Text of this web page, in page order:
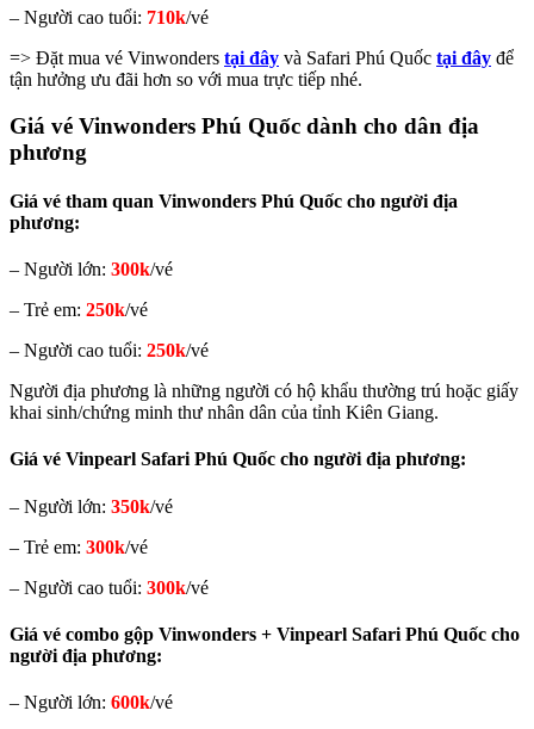
– Người cao tuổi: 710k/vé
=> Đặt mua vé Vinwonders tại đây và Safari Phú Quốc tại đây để
tận hưởng ưu đãi hơn so với mua trực tiếp nhé.
Giá vé Vinwonders Phú Quốc dành cho dân địa
phương
Giá vé tham quan Vinwonders Phú Quốc cho người địa
phương:
– Người lớn: 300k/vé
– Trẻ em: 250k/vé
– Người cao tuổi: 250k/vé
Người địa phương là những người có hộ khẩu thường trú hoặc giấy
khai sinh/chứng minh thư nhân dân của tỉnh Kiên Giang.
Giá vé Vinpearl Safari Phú Quốc cho người địa phương:
– Người lớn: 350k/vé
– Trẻ em: 300k/vé
– Người cao tuổi: 300k/vé
Giá vé combo gộp Vinwonders + Vinpearl Safari Phú Quốc cho
người địa phương:
– Người lớn: 600k/vé